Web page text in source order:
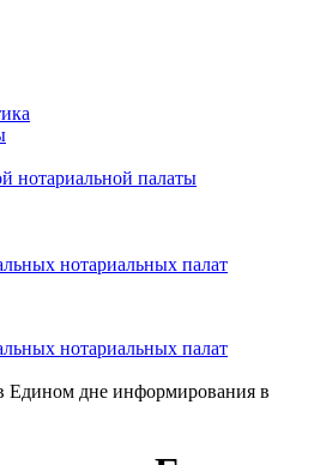
нотариальной палаты
нотариальных палат
нотариальных палат
Едином дне информирования в